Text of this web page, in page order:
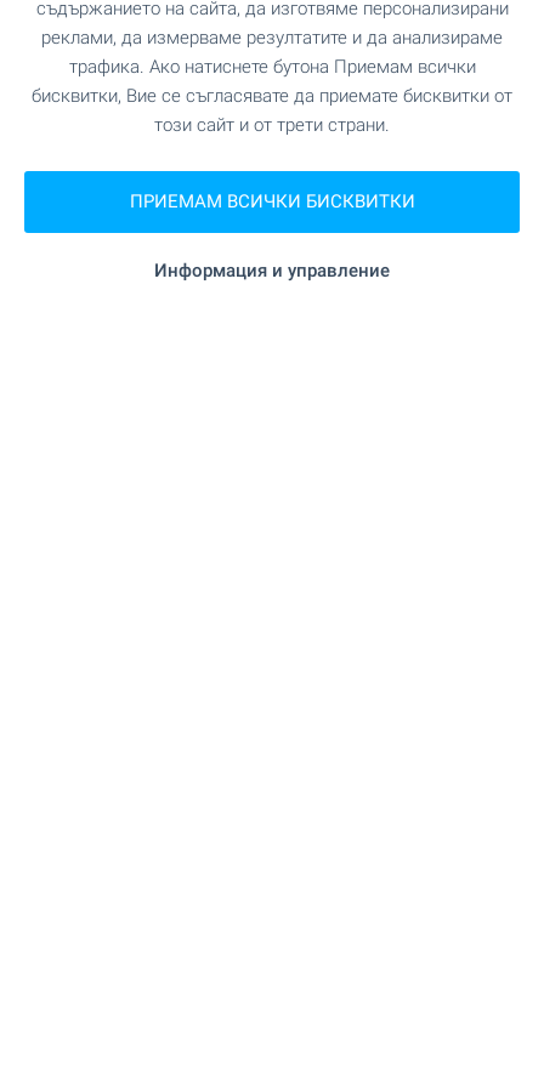
117 120€
(229 066,81 лв. )
2 2
2
Тип на имота:Двустаен апартамент
Стилиян Георгиев
Старши брокер, Слънчев бряг
съдържанието на сайта, да изготвяме персонализирани
реклами, да измерваме резултатите и да анализираме
трафика. Ако натиснете бутона Приемам всички
бисквитки, Вие се съгласявате да приемате бисквитки от
този сайт и от трети страни.
ПРИЕМАМ ВСИЧКИ БИСКВИТКИ
Информация и управление